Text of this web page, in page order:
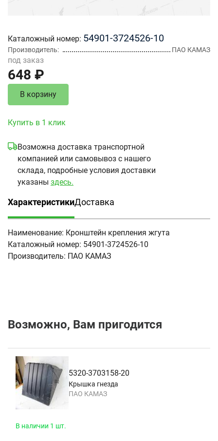
Каталожный номер 54901-3724526-10
Производитель ПАО КАМАЗ
под заказ
648 ₽
В корзину
Купить в 1 клик
Возможна доставка транспортной
компанией или самовывоз с нашего
склада, подробные условия доставки
указаны здесь.
Характеристики
(активная вкладка)
Доставка
Наименование: Кронштейн крепления жгута
Каталожный номер: 54901-3724526-10
Производитель: ПАО КАМАЗ
Возможно, Вам пригодится
5320-3703158-20
Крышка гнезда
ПАО КАМАЗ
В наличии 1 шт.